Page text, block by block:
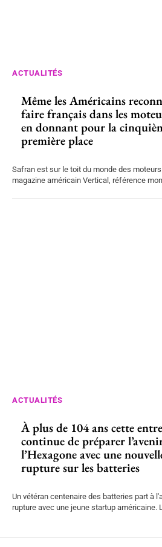
ACTUALITÉS
Même les Américains
faire français dans les
en donnant pour la
première place
Safran est sur le toit du monde des moteurs d'avions.
magazine américain Vertical, référence
ACTUALITÉS
À plus de 104 ans cette
continue de préparer
l’Hexagone avec une
rupture sur les batteries
Un vétéran centenaire des batteries part à